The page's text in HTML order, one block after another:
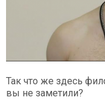
Так что же здесь
вы не заметили?